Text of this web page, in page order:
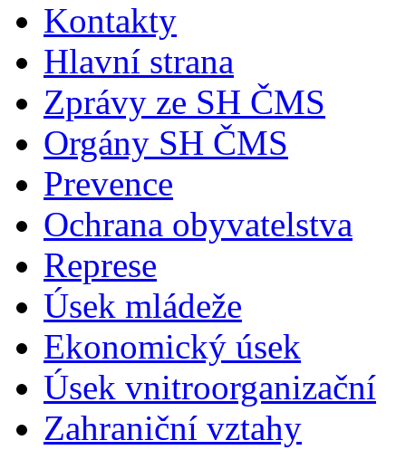
Kontakty
Hlavní strana
Zprávy ze SH ČMS
Orgány SH ČMS
Prevence
Ochrana obyvatelstva
Represe
Úsek mládeže
Ekonomický úsek
Úsek vnitroorganizační
Zahraniční vztahy